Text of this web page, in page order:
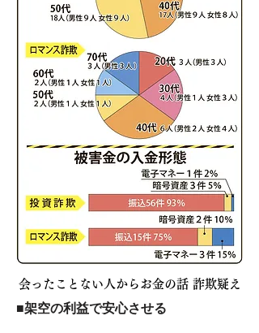
会ったことない人からお金の話 詐欺疑え
■架空の利益で安心させる